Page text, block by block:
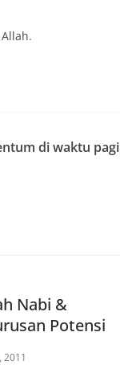
di waktu pagi
Nabi &
Potensi
2011